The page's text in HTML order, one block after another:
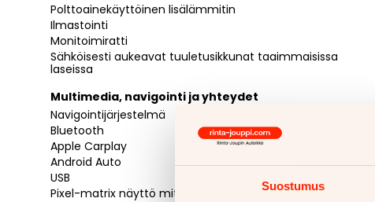
Suostumus
Polttoainekäyttöinen lisälämmitin
Ilmastointi
Monitoimiratti
Sähköisesti aukeavat tuuletusikkunat taaimmaisissa
laseissa
Multimedia, navigointi ja yhteydet
Navigointijärjestelmä
Bluetooth
Apple Carplay
Android Auto
USB
Pixel-matrix näyttö mittaristossa